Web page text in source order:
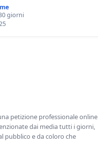
giorni
petizione professionale online
dai media tutti i giorni,
pubblico e da coloro che